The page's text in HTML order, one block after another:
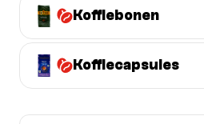
Koffiebonen
Koffiecapsules